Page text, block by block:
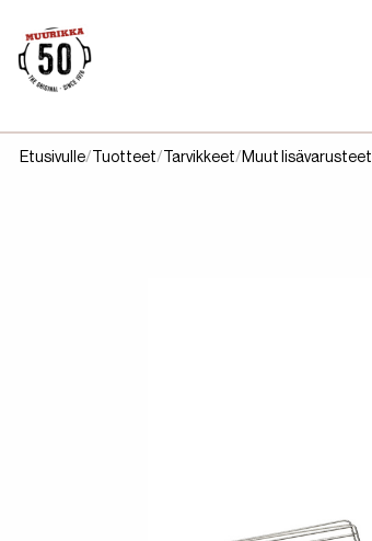
Etusivulle Tuotteet Tarvikkeet Muut lisävarusteet